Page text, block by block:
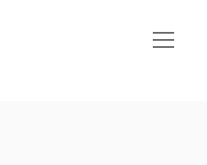
o
p